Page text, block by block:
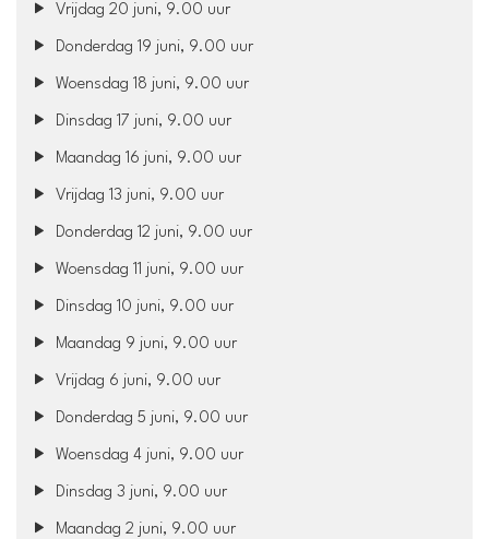
Vrijdag 20 juni, 9.00 uur
Donderdag 19 juni, 9.00 uur
Woensdag 18 juni, 9.00 uur
Dinsdag 17 juni, 9.00 uur
Maandag 16 juni, 9.00 uur
Vrijdag 13 juni, 9.00 uur
Donderdag 12 juni, 9.00 uur
Woensdag 11 juni, 9.00 uur
Dinsdag 10 juni, 9.00 uur
Maandag 9 juni, 9.00 uur
Vrijdag 6 juni, 9.00 uur
Donderdag 5 juni, 9.00 uur
Woensdag 4 juni, 9.00 uur
Dinsdag 3 juni, 9.00 uur
Maandag 2 juni, 9.00 uur